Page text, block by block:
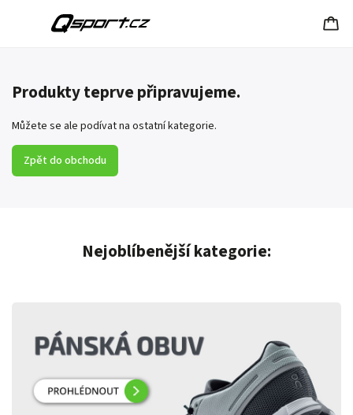
Produkty teprve připravujeme.
Můžete se ale podívat na ostatní kategorie.
Zpět do obchodu
Nejoblíbenější kategorie: